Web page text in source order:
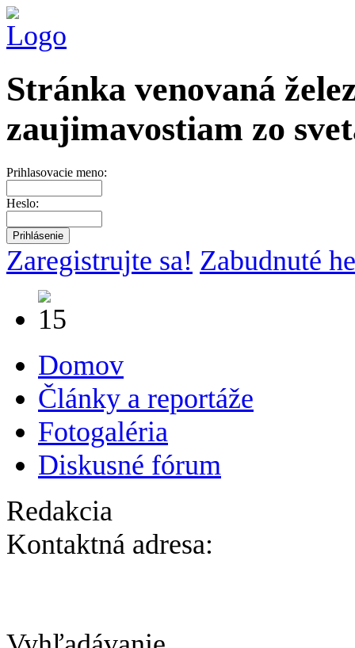
Stránka venovaná
zaujimavostiam zo
Prihlasovacie meno:
Heslo:
Zaregistrujte sa! Zabudnuté
Domov
Články a reportáže
Fotogaléria
Diskusné fórum
Redakcia
Kontaktná adresa: